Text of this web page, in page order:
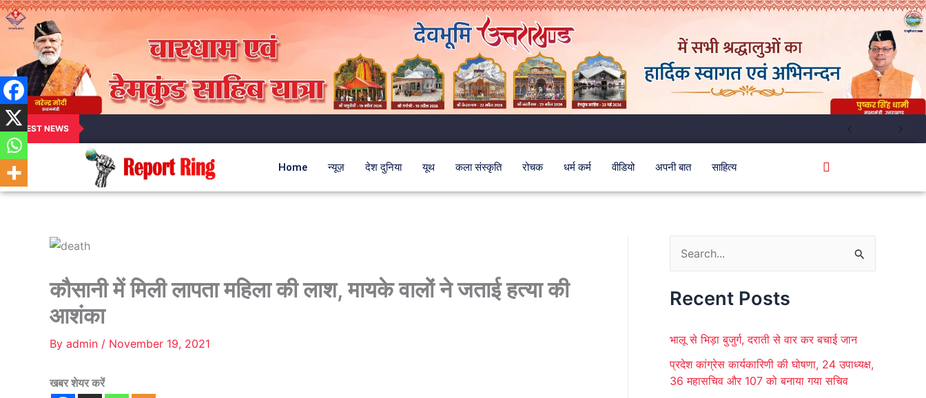
LATEST NEWS
Home न्यूज़ देश दुनिया यूथ कला संस्कृति रोचक धर्म कर्म वीडियो अपनी बात साहित्य
कौसानी में मिली लापता महिला की लाश, मायके वालों ने जताई हत्या की
आशंका
By admin / November 19, 2021
खबर शेयर करें
a
c
h
f
Recent Posts
भालू से भिड़ा बुजुर्ग, दराती से वार कर बचाई जान
प्रदेश कांग्रेस कार्यकारिणी की घोषणा, 24 उपाध्यक्ष,
36 महासचिव और 107 को बनाया गया सचिव